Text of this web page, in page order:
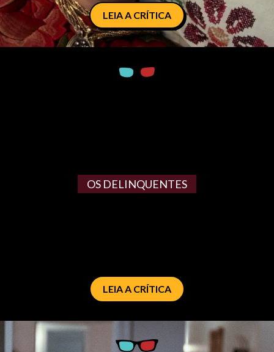
LEIA A CRÍTICA
OS DELINQUENTES
LEIA A CRÍTICA